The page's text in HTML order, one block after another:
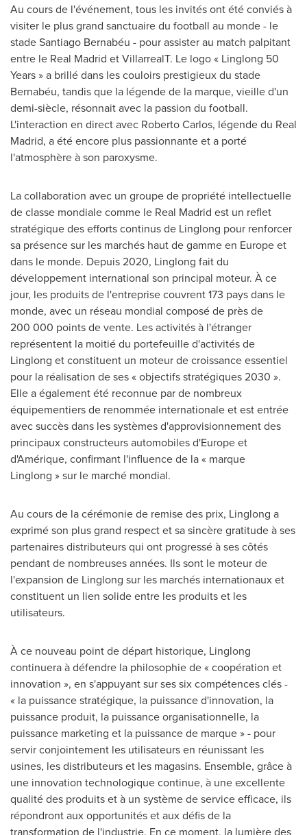
Au cours de l'événement, tous les invités ont été conviés à
visiter le plus grand sanctuaire du football au monde - le
stade Santiago Bernabéu - pour assister au match palpitant
entre le Real Madrid et VillarrealT. Le logo « Linglong 50
Years » a brillé dans les couloirs prestigieux du stade
Bernabéu, tandis que la légende de la marque, vieille d'un
demi-siècle, résonnait avec la passion du football.
L'interaction en direct avec Roberto Carlos, légende du Real
Madrid, a été encore plus passionnante et a porté
l'atmosphère à son paroxysme.
La collaboration avec un groupe de propriété intellectuelle
de classe mondiale comme le Real Madrid est un reflet
stratégique des efforts continus de Linglong pour renforcer
sa présence sur les marchés haut de gamme en Europe et
dans le monde. Depuis 2020, Linglong fait du
développement international son principal moteur. À ce
jour, les produits de l'entreprise couvrent 173 pays dans le
monde, avec un réseau mondial composé de près de
200 000 points de vente. Les activités à l'étranger
représentent la moitié du portefeuille d'activités de
Linglong et constituent un moteur de croissance essentiel
pour la réalisation de ses « objectifs stratégiques 2030 ».
Elle a également été reconnue par de nombreux
équipementiers de renommée internationale et est entrée
avec succès dans les systèmes d'approvisionnement des
principaux constructeurs automobiles d'Europe et
d'Amérique, confirmant l'influence de la « marque
Linglong » sur le marché mondial.
Au cours de la cérémonie de remise des prix, Linglong a
exprimé son plus grand respect et sa sincère gratitude à ses
partenaires distributeurs qui ont progressé à ses côtés
pendant de nombreuses années. Ils sont le moteur de
l'expansion de Linglong sur les marchés internationaux et
constituent un lien solide entre les produits et les
utilisateurs.
À ce nouveau point de départ historique, Linglong
continuera à défendre la philosophie de « coopération et
innovation », en s'appuyant sur ses six compétences clés -
« la puissance stratégique, la puissance d'innovation, la
puissance produit, la puissance organisationnelle, la
puissance marketing et la puissance de marque » - pour
servir conjointement les utilisateurs en réunissant les
usines, les distributeurs et les magasins. Ensemble, grâce à
une innovation technologique continue, à une excellente
qualité des produits et à un système de service efficace, ils
répondront aux opportunités et aux défis de la
transformation de l'industrie. En ce moment, la lumière des